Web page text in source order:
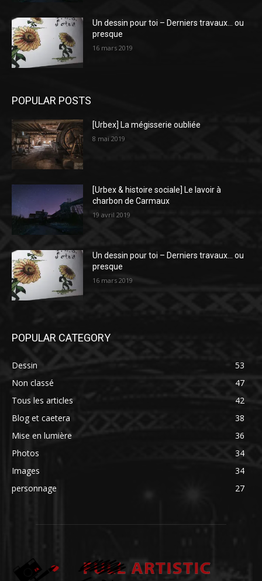
Un dessin pour toi – Derniers travaux… ou
presque
16 mars 2019
POPULAR POSTS
[Urbex] La mégisserie oubliée
8 mai 2019
[Urbex & histoire sociale] Le lavoir à
charbon de Carmaux
19 avril 2019
Un dessin pour toi – Derniers travaux… ou
presque
16 mars 2019
POPULAR CATEGORY
Dessin
53
Non classé
47
Tous les articles
42
Blog et caetera
38
Mise en lumière
36
Photos
34
Images
34
personnage
27